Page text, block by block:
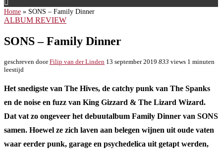
Home » SONS – Family Dinner
ALBUM REVIEW
SONS – Family Dinner
geschreven doorFilip van der Linden 13 september 2019 833 views 1 minuten
leestijd
Het snedigste van The Hives, de catchy punk van The Spanks
en de noise en fuzz van King Gizzard & The Lizard Wizard.
Dat vat zo ongeveer het debuutalbum Family Dinner van SONS
samen. Hoewel ze zich laven aan belegen wijnen uit oude vaten
waar eerder punk, garage en psychedelica uit getapt werden,